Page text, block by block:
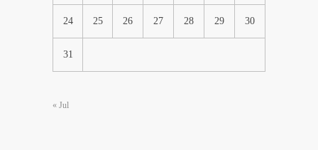
24 25 26 27 28 29 30
31
« Jul